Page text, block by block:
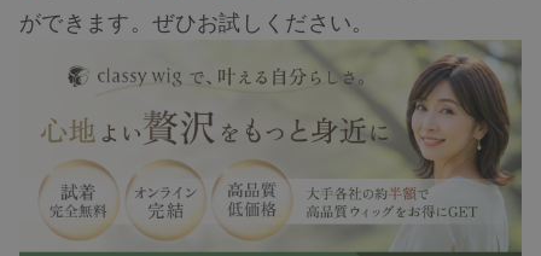
ができます。ぜひお試しください。